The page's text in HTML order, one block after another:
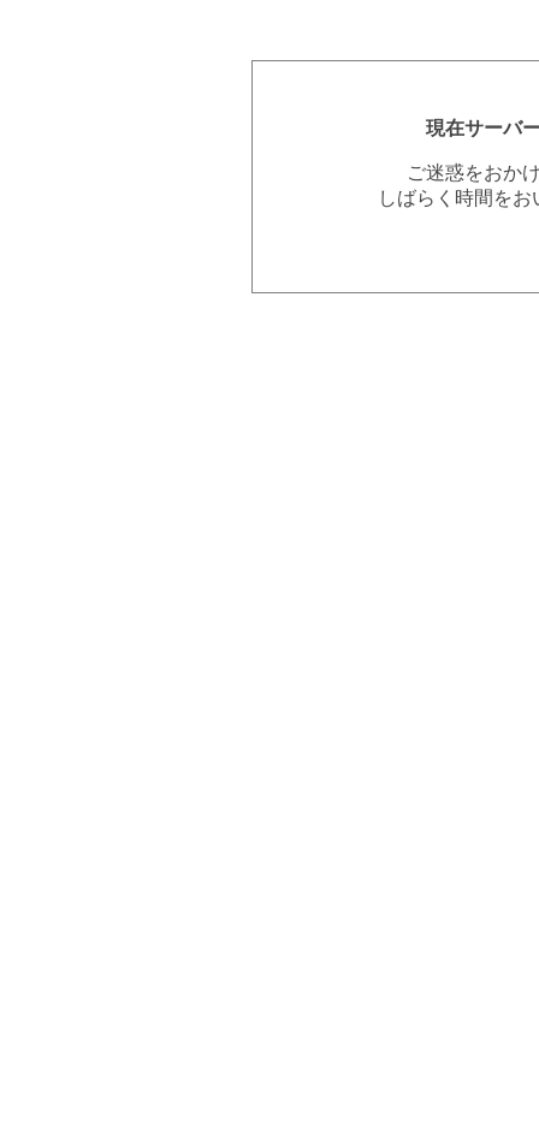
現在サーバ
ご迷惑をおか
しばらく時間を